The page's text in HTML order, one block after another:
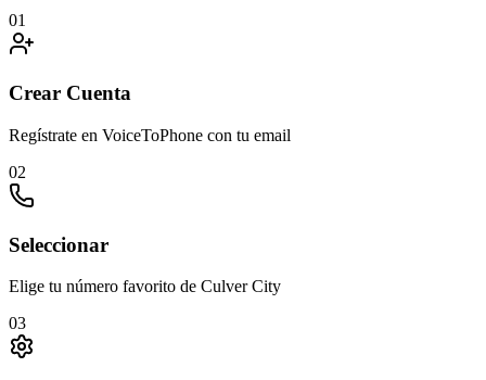
01
Crear Cuenta
Regístrate en VoiceToPhone con tu email
02
Seleccionar
Elige tu número favorito de Culver City
03